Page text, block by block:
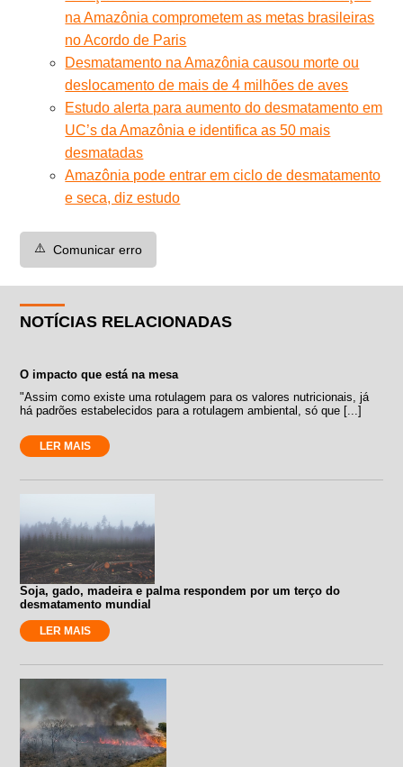
na Amazônia comprometem as metas brasileiras
no Acordo de Paris
Desmatamento na Amazônia causou morte ou
deslocamento de mais de 4 milhões de aves
Estudo alerta para aumento do desmatamento em
UC’s da Amazônia e identifica as 50 mais
desmatadas
Amazônia pode entrar em ciclo de desmatamento
e seca, diz estudo
⚠️ Comunicar erro
NOTÍCIAS RELACIONADAS
O impacto que está na mesa
"Assim como existe uma rotulagem para os valores nutricionais, já
há padrões estabelecidos para a rotulagem ambiental, só que [...]
LER MAIS
Soja, gado, madeira e palma respondem por um terço do
desmatamento mundial
LER MAIS